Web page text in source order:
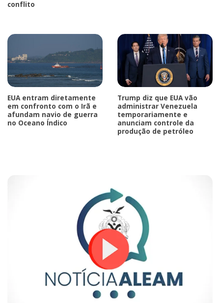
conflito
EUA entram diretamente
em confronto com o Irã e
afundam navio de guerra
no Oceano Índico
Trump diz que EUA vão
administrar Venezuela
temporariamente e
anunciam controle da
produção de petróleo